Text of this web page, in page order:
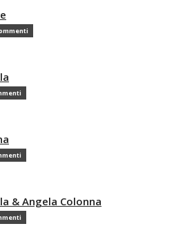
& Angela Colonna